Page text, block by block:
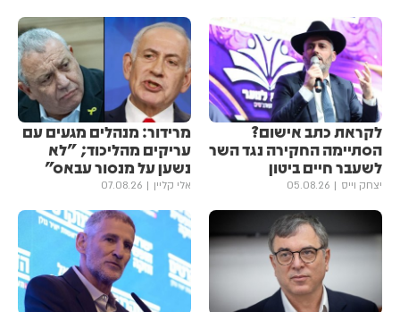
לקראת כתב אישום?
הסתיימה החקירה נגד השר
לשעבר חיים ביטון
יצחק וייס 05.08.26
מרידור: מנהלים מגעים עם
עריקים מהליכוד; "לא
נשען על מנסור עבאס"
אלי קליין 07.08.26